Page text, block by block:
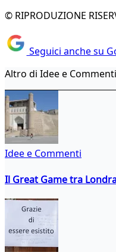
© RIPRODUZIONE
Seguici anche su
Altro di Idee e Commenti
Idee e Commenti
Il Great Game tra